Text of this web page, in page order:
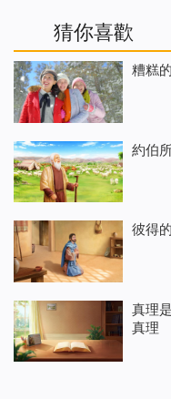
猜你喜歡
糟糕
約伯
彼得
真理
真理